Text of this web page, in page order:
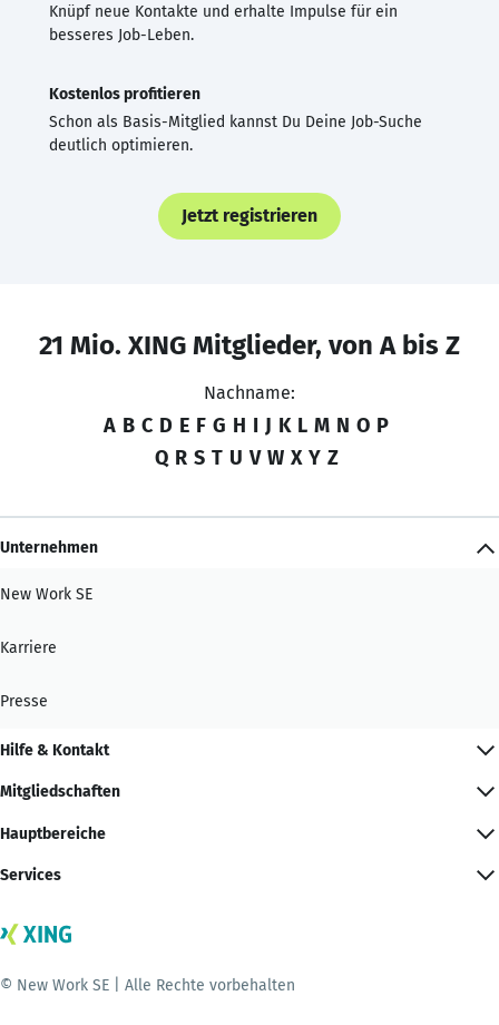
Knüpf neue Kontakte und erhalte Impulse für ein
besseres Job-Leben.
Kostenlos profitieren
Schon als Basis-Mitglied kannst Du Deine Job-Suche
deutlich optimieren.
Jetzt registrieren
21 Mio. XING Mitglieder, von A bis Z
Nachname:
A B C D E F G H I J K L M N O P
Q R S T U V W X Y Z
Unternehmen
New Work SE
Karriere
Presse
Hilfe & Kontakt
Mitgliedschaften
Hauptbereiche
Services
© New Work SE | Alle Rechte vorbehalten